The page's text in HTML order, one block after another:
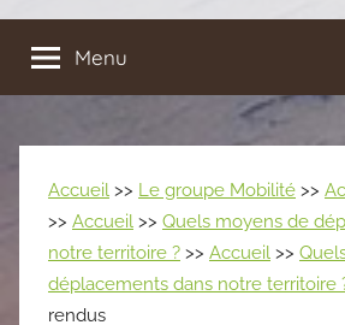
:
Menu
Accueil >> Le groupe Mobilité >>
>> Accueil >> Quels moyens de
notre territoire ? >> Accueil >>
déplacements dans notre territoire
rendus